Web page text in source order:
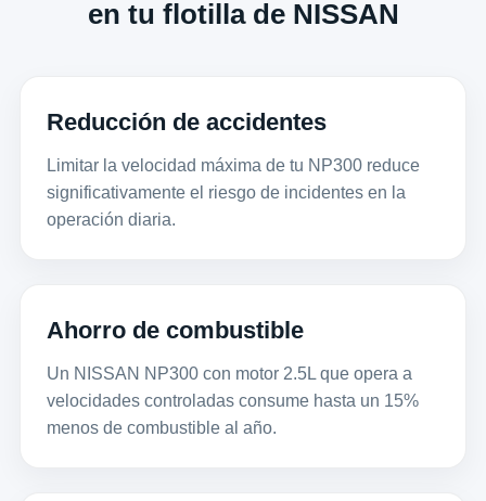
en tu flotilla de NISSAN
Reducción de accidentes
Limitar la velocidad máxima de tu NP300 reduce
significativamente el riesgo de incidentes en la
operación diaria.
Ahorro de combustible
Un NISSAN NP300 con motor 2.5L que opera a
velocidades controladas consume hasta un 15%
menos de combustible al año.